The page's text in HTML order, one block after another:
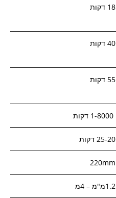
18 דקות
40 דקות
55 דקות
25-20 דקות
220mm
1.2מ"מ – 4מ